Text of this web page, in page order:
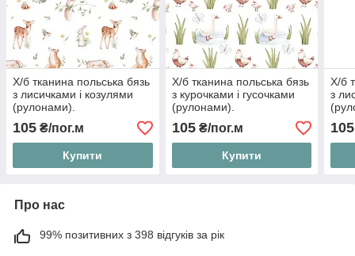
Х/б тканина польська бязь
з лисичками і козулями
(рулонами).
105 ₴/пог.м
Купити
Х/б тканина польська бязь
з курочками і гусочками
(рулонами).
105₴/пог.м
Купити
Х/б
з
105
Про нас
99% позитивних з 398 відгуків за рік